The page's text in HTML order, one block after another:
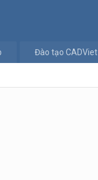
Đào tạo CADViet